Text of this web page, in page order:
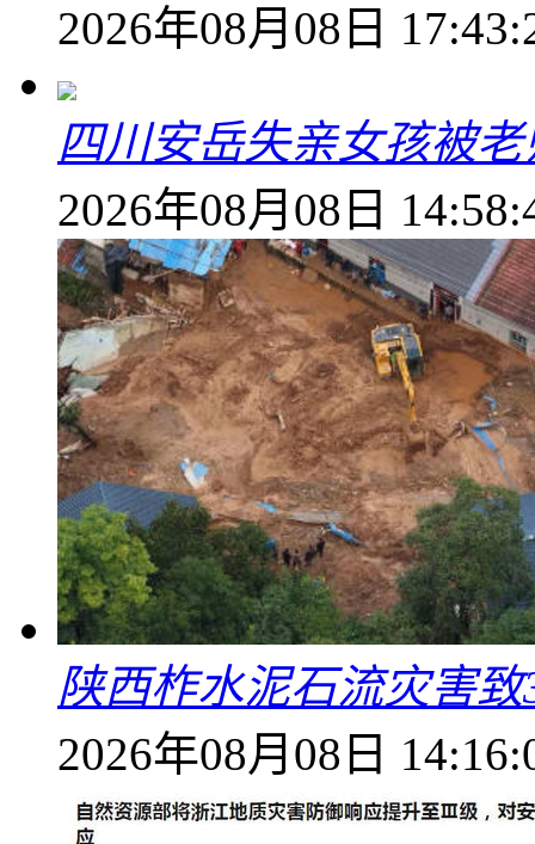
2026年08月08日
四川安岳失亲女孩被
2026年08月08日
陕西柞水泥石流灾害
2026年08月08日